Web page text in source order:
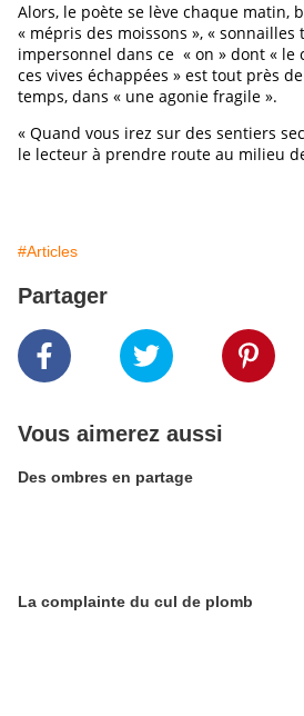
Alors, le poète se lève chaque matin,
« mépris des moissons », « sonnailles
impersonnel dans ce « on » dont «
ces vives échappées » est tout près
temps, dans « une agonie fragile ».
« Quand vous irez sur des sentiers
le lecteur à prendre route au milieu
#Articles
Partager
Vous aimerez aussi
Des ombres en partage
La complainte du cul de plomb